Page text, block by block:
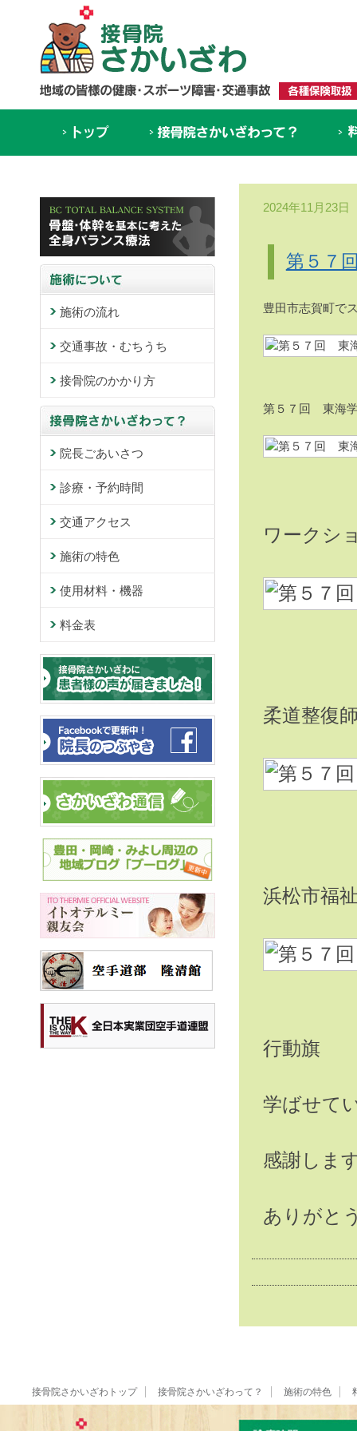
2024年11月23日
第５７
豊田市志賀町で
第５７回 東海
ワークシ
柔道整復
浜松市福
行動旗
学ばせて
感謝しま
ありがと
施術の流れ
交通事故・むちうち
接骨院のかかり方
院長ごあいさつ
診療・予約時間
交通アクセス
施術の特色
使用材料・機器
料金表
接骨院さかいざわトップ 接骨院さかいざわって？ 施術の特色